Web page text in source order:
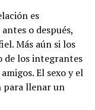
es
o después,
Más aún si los
de los integrantes
El sexo y el
para llenar un